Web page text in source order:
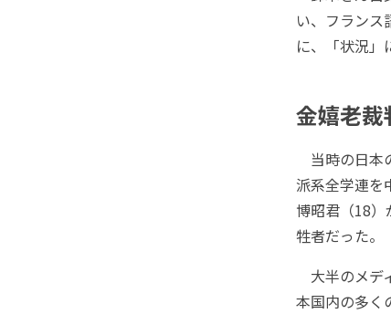
い、フランス
に、「状況」
金嬉老
当時の日本
派系全学連を
博昭君（18
牲者だった。
大半のメデ
本国内の多く